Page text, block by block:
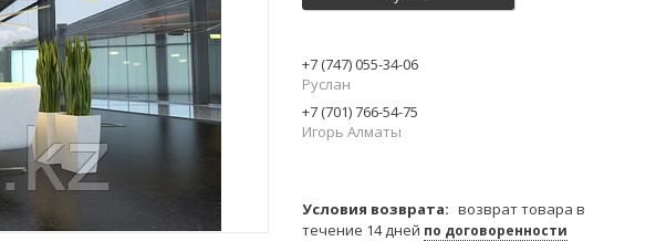
+7 (747) 055-34-06
Руслан
+7 (701) 766-54-75
Игорь Алматы
возврат товара в
течение 14 дней по договоренности